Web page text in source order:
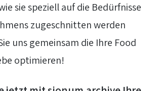
sie speziell auf die Bedürfnisse
zugeschnitten werden
uns gemeinsam die Ihre Food
optimieren!